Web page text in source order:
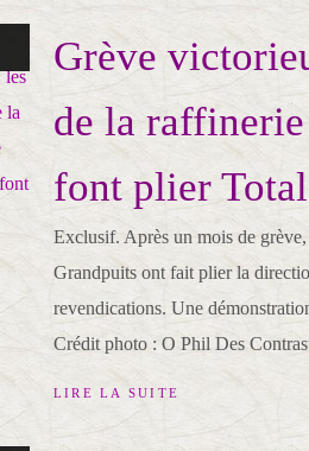
Grève
de la
font plier
Exclusif. Après un mois de
Grandpuits ont fait plier la
revendications. Une
Crédit photo : O Phil Des
LIRE LA SUITE